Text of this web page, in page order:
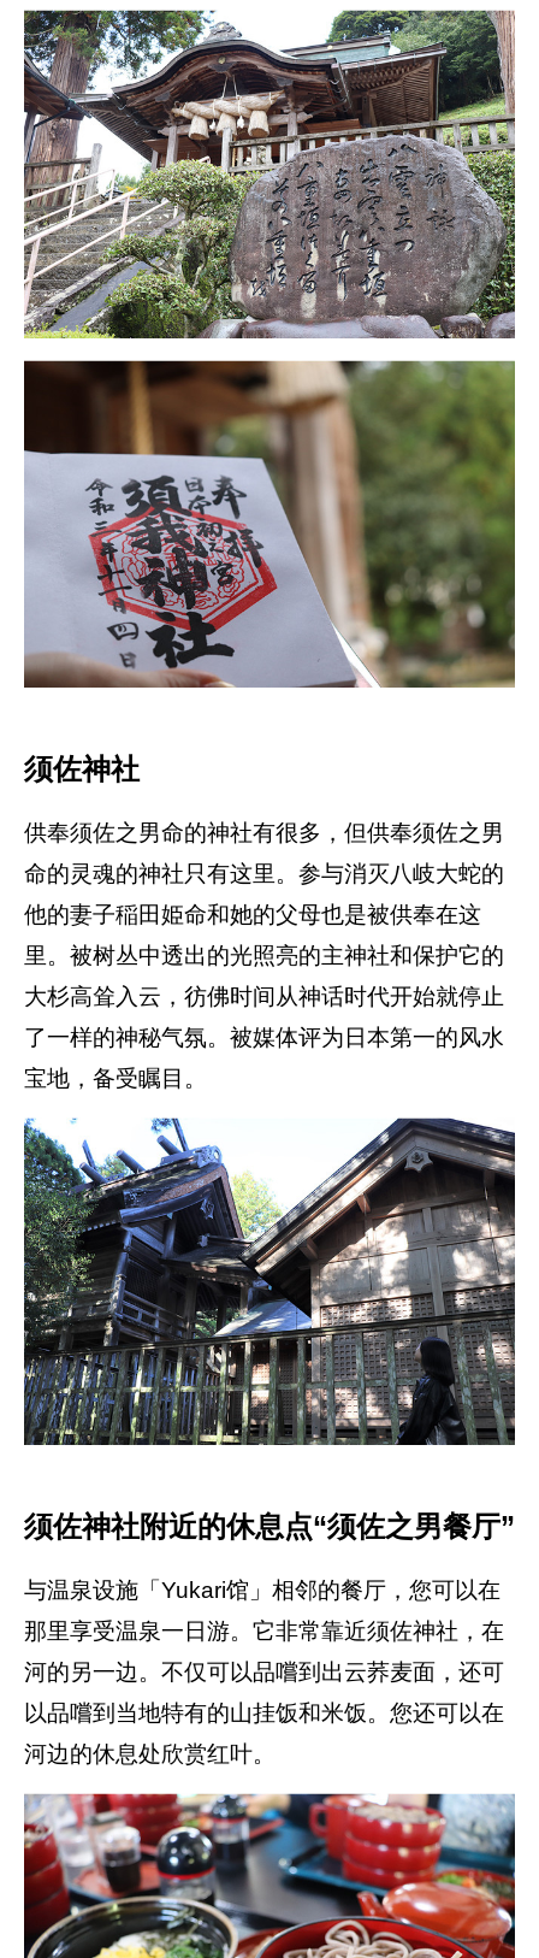
须佐神社
供奉须佐之男命的神社有很多，但供奉须佐之男
命的灵魂的神社只有这里。参与消灭八岐大蛇的
他的妻子稲田姫命和她的父母也是被供奉在这
里。被树丛中透出的光照亮的主神社和保护它的
大杉高耸入云，彷佛时间从神话时代开始就停止
了一样的神秘气氛。被媒体评为日本第一的风水
宝地，备受瞩目。
须佐神社附近的休息点“须佐之男餐厅”
与温泉设施「Yukari馆」相邻的餐厅，您可以在
那里享受温泉一日游。它非常靠近须佐神社，在
河的另一边。不仅可以品嚐到出云荞麦面，还可
以品嚐到当地特有的山挂饭和米饭。您还可以在
河边的休息处欣赏红叶。